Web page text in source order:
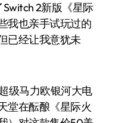
Switch 2新版《星际
我也亲手试玩过的
已经让我意犹未
级马力欧银河大电
堂在酝酿《星际火